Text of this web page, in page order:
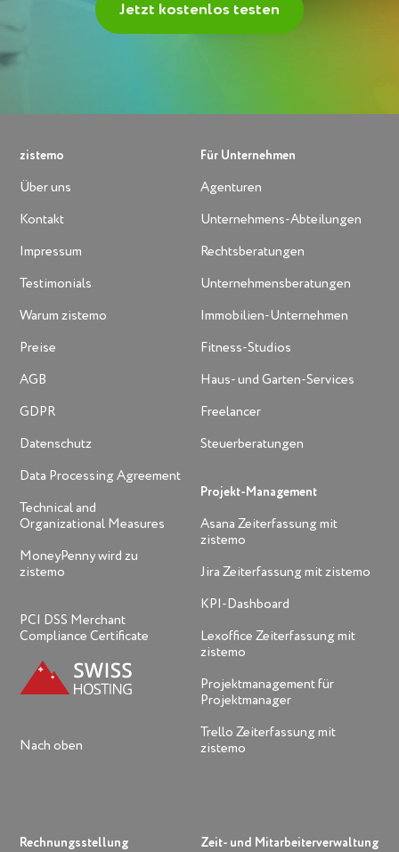
Jetzt kostenlos testen
zistemo
Über uns
Kontakt
Impressum
Testimonials
Warum zistemo
Preise
AGB
GDPR
Datenschutz
Data Processing Agreement
Technical and
Organizational Measures
MoneyPenny wird zu
zistemo
PCI DSS Merchant
Compliance Certificate
Nach oben
Rechnungsstellung
Für Unternehmen
Agenturen
Unternehmens-Abteilungen
Rechtsberatungen
Unternehmensberatungen
Immobilien-Unternehmen
Fitness-Studios
Haus- und Garten-Services
Freelancer
Steuerberatungen
Projekt-Management
Asana Zeiterfassung mit
zistemo
Jira Zeiterfassung mit zistemo
KPI-Dashboard
Lexoffice Zeiterfassung mit
zistemo
Projektmanagement für
Projektmanager
Trello Zeiterfassung mit
zistemo
Zeit- und Mitarbeiterverwaltung